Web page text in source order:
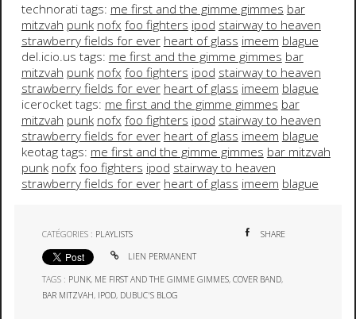
technorati tags: me first and the gimme gimmes bar
mitzvah punk nofx foo fighters ipod stairway to heaven
strawberry fields for ever heart of glass imeem blague
del.icio.us tags: me first and the gimme gimmes bar
mitzvah punk nofx foo fighters ipod stairway to heaven
strawberry fields for ever heart of glass imeem blague
icerocket tags: me first and the gimme gimmes bar
mitzvah punk nofx foo fighters ipod stairway to heaven
strawberry fields for ever heart of glass imeem blague
keotag tags: me first and the gimme gimmes bar mitzvah
punk nofx foo fighters ipod stairway to heaven
strawberry fields for ever heart of glass imeem blague
CATÉGORIES : PLAYLISTS SHARE
LIEN PERMANENT
TAGS : PUNK, ME FIRST AND THE GIMME GIMMES,COVER BAND,
BAR MITZVAH, IPOD, DUBUC'S BLOG